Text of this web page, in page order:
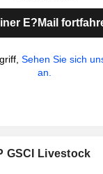
E?Mail
Sehen Sie sich
an.
GSCI Livestock